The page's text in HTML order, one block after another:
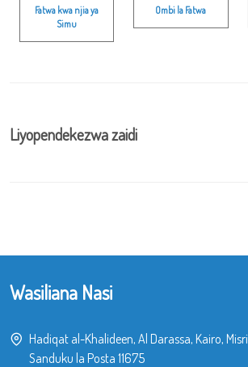
Fatwa kwa njia ya
Simu
Ombi la Fatwa
Liyopendekezwa zaidi
Wasiliana Nasi
Hadiqat al-Khalideen, Al Darassa, Kairo, Misri.
Sanduku la Posta 11675